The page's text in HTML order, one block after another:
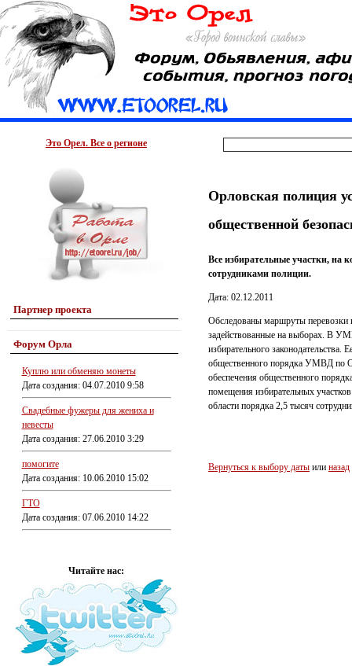
Это Орел. Все о регионе
Партнер проекта
Форум Орла
Куплю или обменяю монеты
Дата создания: 04.07.2010 9:58
Свадебные фужеры для жениха и
невесты
Дата создания: 27.06.2010 3:29
помогите
Дата создания: 10.06.2010 15:02
ГТО
Дата создания: 07.06.2010 14:22
Читайте нас:
Орловская полиция
общественной
Все избирательные участки, на
сотрудниками полиции.
Дата: 02.12.2011
Обследованы маршруты перевозки
задействованные на выборах. В
избирательного
общественного порядка УМВД по
обеспечения общественного
помещения избирательных
области порядка 2,5 тысяч
Вернуться к выбору даты или назад